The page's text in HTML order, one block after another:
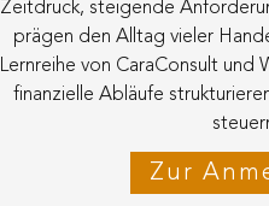
Zeitdruck, steigende
prägen den Alltag vieler
Lernreihe von CaraConsult und
finanzielle Abläufe
Zur